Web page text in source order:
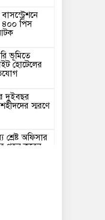
৪০০ পিস
ভূমিতে
হোটেলের
দুইবছর
স্মরণে
শ্রেষ্ট অফিসার
গ্রহন করেন